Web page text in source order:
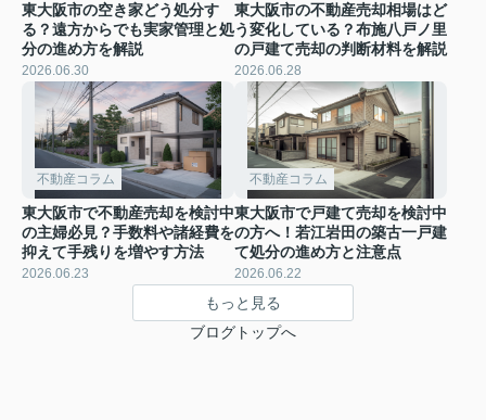
東大阪市の空き家どう処分す
る？遠方からでも実家管理と処
分の進め方を解説
2026.06.30
東大阪市の不動産売却相場はど
う変化している？布施八戸ノ里
の戸建て売却の判断材料を解説
2026.06.28
不動産コラム
東大阪市で不動産売却を検討中
の主婦必見？手数料や諸経費を
抑えて手残りを増やす方法
2026.06.23
不動産コラム
東大阪市で戸建て売却を検討中
の方へ！若江岩田の築古一戸建
て処分の進め方と注意点
2026.06.22
もっと見る
ブログトップへ